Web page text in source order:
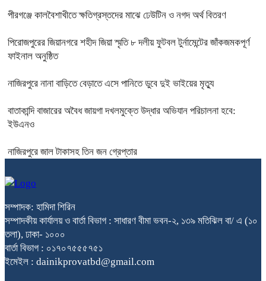
পীরগঞ্জে কালবৈশাখীতে ক্ষতিগ্রস্তদের মাঝে ঢেউটিন ও নগদ অর্থ বিতরণ
পিরোজপুরের জিয়ানগরে শহীদ জিয়া স্মৃতি ৮ দলীয় ফুটবল টুর্নামেন্টের জাঁকজমকপূর্ণ
ফাইনাল অনুষ্ঠিত
নাজিরপুরে নানা বাড়িতে বেড়াতে এসে পানিতে ডুবে দুই ভাইয়ের মৃত্যু
বাতাকান্দি বাজারের অবৈধ জায়গা দখলমুক্তে উদ্ধার অভিযান পরিচালনা হবে:
ইউএনও
নাজিরপুরে জাল টাকাসহ তিন জন গ্রেপ্তার
সম্পাদক: হামিদা শিরিন
সম্পাদকীয় কার্যালয় ও বার্তা বিভাগ : সাধারণ বীমা ভবন-২, ১৩৯ মতিঝিল বা/ এ (১০
তলা), ঢাকা- ১০০০
বার্তা বিভাগ : ০১৭০৭৫৫৫৭৫১
ইমেইল : dainikprovatbd@gmail.com